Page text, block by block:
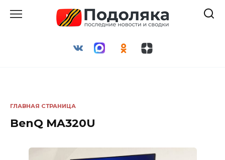
ГЛАВНАЯ СТРАНИЦА
BenQ MA320U